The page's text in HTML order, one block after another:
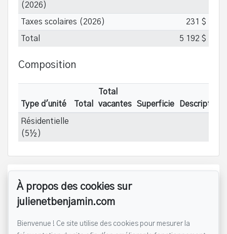
(2026)
Taxes scolaires (2026) 231 $
Total 5 192 $
Composition
Type d'unité Total
Total
vacantes
Superficie Description
Résidentielle
(5½)
Référence :
450 430-4207
À propos des cookies sur
julienetbenjamin.com
Bienvenue ! Ce site utilise des cookies pour mesurer la